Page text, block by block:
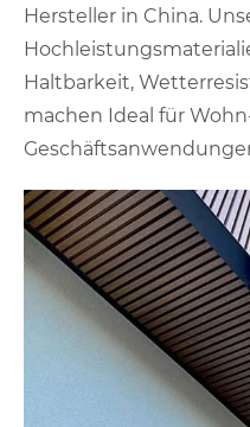
Hersteller in China.
Haltbarkeit,
machen Ideal für